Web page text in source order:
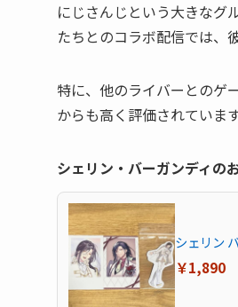
にじさんじという大きなグ
たちとのコラボ配信では、
特に、他のライバーとのゲ
からも高く評価されていま
シェリン・バーガンディの
シェリン
￥1,890